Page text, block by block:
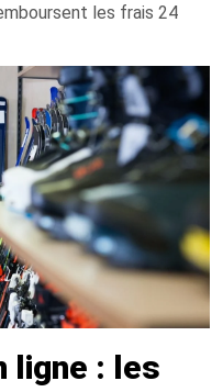
les frais 24
ligne : les